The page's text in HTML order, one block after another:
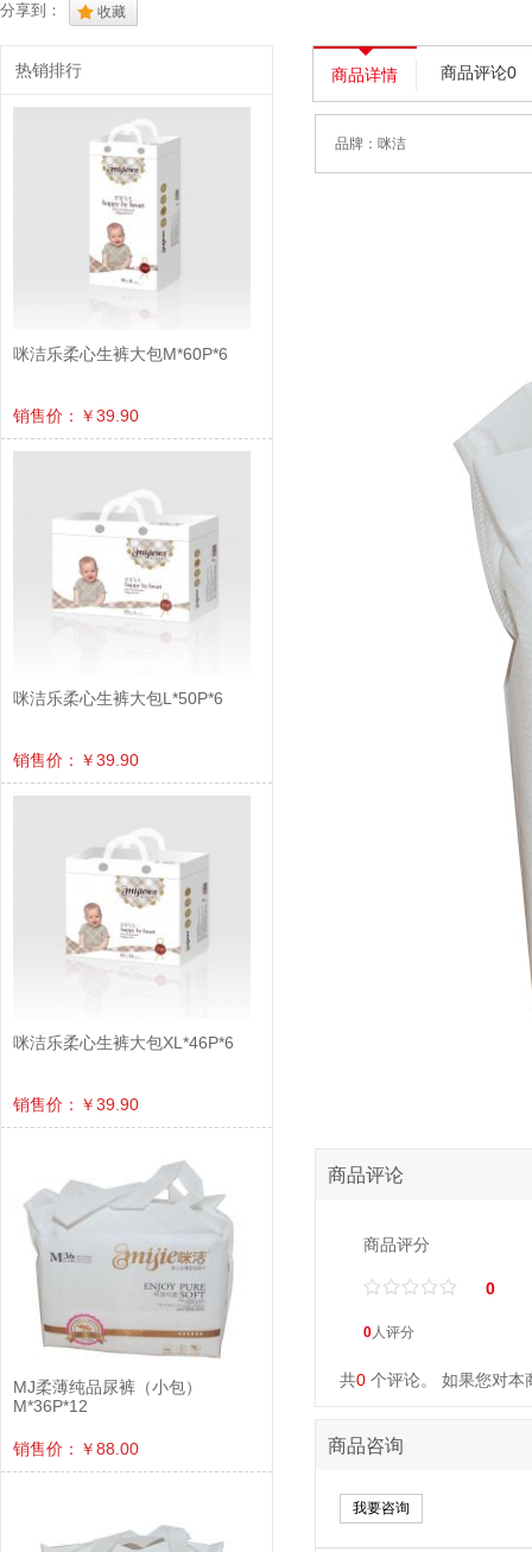
分享到： . 收藏
商品详情 商品评论0
品牌： 咪洁
商品评论
商品评分
/ / / / /
. . . . . 0
0人评分
共0 个评论。 如果您对本
商品咨询
我要咨询
热销排行
咪洁乐柔心生裤大包M*60P*6
销售价：￥39.90
咪洁乐柔心生裤大包L*50P*6
销售价：￥39.90
咪洁乐柔心生裤大包XL*46P*6
销售价：￥39.90
MJ柔薄纯品尿裤（小包）
M*36P*12
销售价：￥88.00